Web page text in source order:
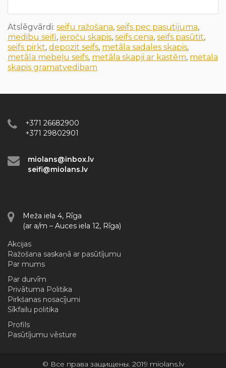
Atslēgvārdi: seifu ražošana, seifs pec pasutijuma,
medibu seifi, ieroču skapis, seifs cena, seifs pasūtit,
seifs pirkt, depozit seifs, metāla sadales skapis,
metāla mebeļu seifs, metāla skapji ar kastēm, metala
skapis gramatvedibam
+371 26682900
+371 29802901
miolans@inbox.lv
seifi@miolans.lv
Meža iela 4, Rīga
(ar a/m – Auces iela 12, Rīga)
Akcijas
Ražošana saskaņā ar pasūtījumu
Par mums
Par durvīm
Privātuma Politika
Pirkšanas nosacījumi
Sīkfailu politika
Profils
Pasūtījumu vēsture
© Все права защищены. 2019 miolans.lv